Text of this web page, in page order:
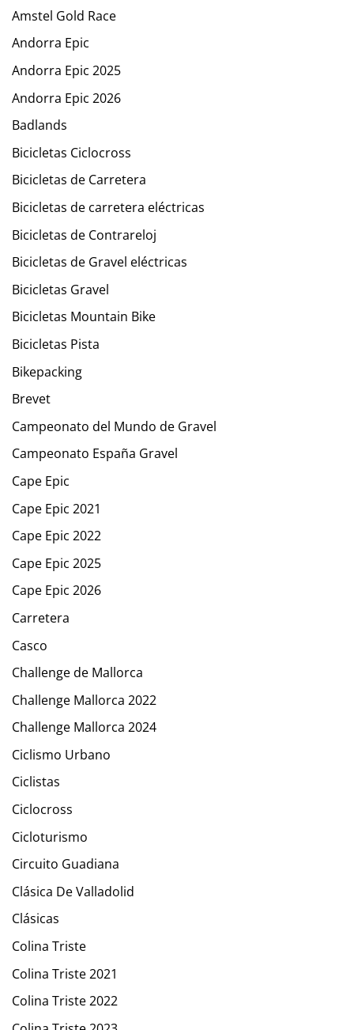
Amstel Gold Race
Andorra Epic
Andorra Epic 2025
Andorra Epic 2026
Badlands
Bicicletas Ciclocross
Bicicletas de Carretera
Bicicletas de carretera eléctricas
Bicicletas de Contrareloj
Bicicletas de Gravel eléctricas
Bicicletas Gravel
Bicicletas Mountain Bike
Bicicletas Pista
Bikepacking
Brevet
Campeonato del Mundo de Gravel
Campeonato España Gravel
Cape Epic
Cape Epic 2021
Cape Epic 2022
Cape Epic 2025
Cape Epic 2026
Carretera
Casco
Challenge de Mallorca
Challenge Mallorca 2022
Challenge Mallorca 2024
Ciclismo Urbano
Ciclistas
Ciclocross
Cicloturismo
Circuito Guadiana
Clásica De Valladolid
Clásicas
Colina Triste
Colina Triste 2021
Colina Triste 2022